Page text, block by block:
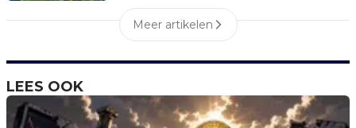
Meer artikelen
LEES OOK